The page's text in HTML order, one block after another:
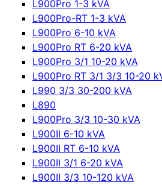
L900Pro 1-3 kVA
L900Pro-RT 1-3 kVA
L900Pro 6-10 kVA
L900Pro RT 6-20 kVA
L900Pro 3/1 10-20 kVA
L900Pro RT 3/1 3/3 10-20
L990 3/3 30-200 kVA
L890
L900Pro 3/3 10-30 kVA
L900II 6-10 kVA
L900II RT 6-10 kVA
L900II 3/1 6-20 kVA
L900II 3/3 10-120 kVA